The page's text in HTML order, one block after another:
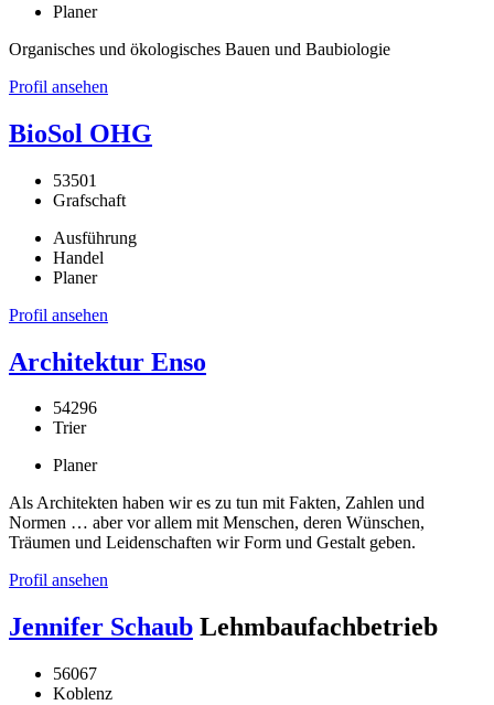
Planer
Organisches und ökologisches Bauen und Baubiologie
Profil ansehen
BioSol OHG
53501
Grafschaft
Ausführung
Handel
Planer
Profil ansehen
Architektur Enso
54296
Trier
Planer
Als Architekten haben wir es zu tun mit Fakten, Zahlen und
Normen … aber vor allem mit Menschen, deren Wünschen,
Träumen und Leidenschaften wir Form und Gestalt geben.
Profil ansehen
Jennifer Schaub Lehmbaufachbetrieb
56067
Koblenz